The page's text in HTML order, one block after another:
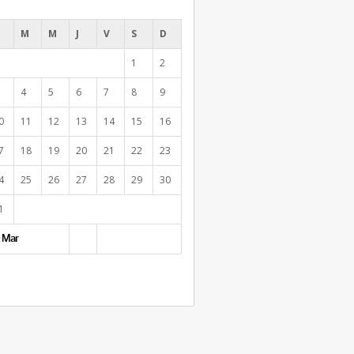
M M J V S D
1 2
4 5 6 7 8 9
11 12 13 14 15 16
18 19 20 21 22 23
25 26 27 28 29 30